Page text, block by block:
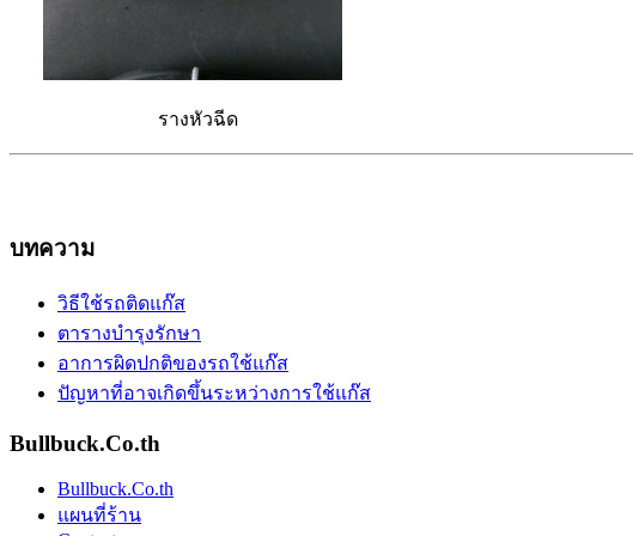
รางหัวฉีด
บทความ
วิธีใช้รถติดแก๊ส
ตารางบำรุงรักษา
อาการผิดปกติของรถใช้แก๊ส
ปัญหาที่อาจเกิดขึ้นระหว่างการใช้แก๊ส
Bullbuck.Co.th
Bullbuck.Co.th
แผนที่ร้าน